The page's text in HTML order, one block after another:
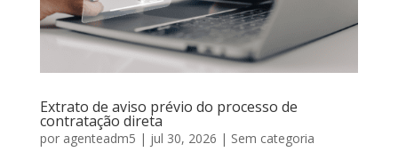
Extrato de aviso prévio do processo de
contratação direta
por agenteadm5 | jul 30, 2026 | Sem categoria